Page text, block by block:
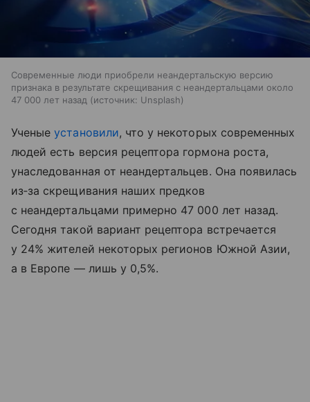
Современные люди приобрели неандертальскую версию
признака в результате скрещивания с неандертальцами около
47 000 лет назад
источник: Unsplash
Ученыеустановили, что у некоторых современных
людей есть версия рецептора гормона роста,
унаследованная от неандертальцев. Она появилась
из‑за скрещивания наших предков
с неандертальцами примерно 47 000 лет назад.
Сегодня такой вариант рецептора встречается
у 24% жителей некоторых регионов Южной Азии,
а в Европе — лишь у 0,5%.